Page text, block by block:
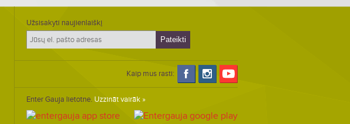
Užsisakyti naujienlaiškį
Kaip mus rasti:
Enter Gauja lietotne. Uzzināt vairāk »